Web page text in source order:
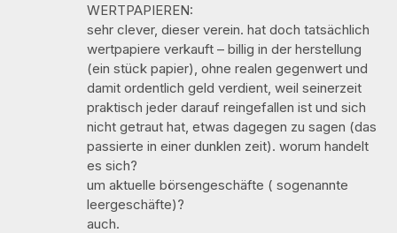
WERTPAPIEREN:
sehr clever, dieser verein. hat doch tatsächlich
wertpapiere verkauft – billig in der herstellung
(ein stück papier), ohne realen gegenwert und
damit ordentlich geld verdient, weil seinerzeit
praktisch jeder darauf reingefallen ist und sich
nicht getraut hat, etwas dagegen zu sagen (das
passierte in einer dunklen zeit). worum handelt
es sich?
um aktuelle börsengeschäfte ( sogenannte
leergeschäfte)?
auch.